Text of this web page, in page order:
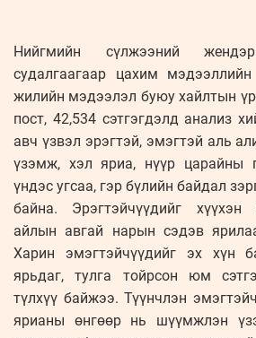
Нийгмийн сүлжээний
судалгаагаар цахим
жилийн мэдээлэл буюу хайлтын
пост, 42,534 сэтгэгдэлд анализ
авч үзвэл эрэгтэй, эмэгтэй аль
үзэмж, хэл яриа, нүүр царайны
үндэс угсаа, гэр бүлийн байдал
байна. Эрэгтэйчүүдийг
айлын авгай нарын сэдэв
Харин эмэгтэйчүүдийг эх хүн
ярьдаг, тулга тойрсон юм
түлхүү байжээ. Түүнчлэн
ярианы өнгөөр нь шүүмжлэн